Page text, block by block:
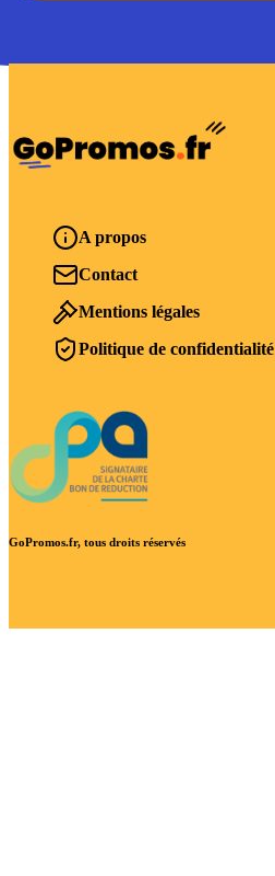
A propos
Contact
Mentions légales
Politique de confidentialité
GoPromos.fr, tous droits réservés